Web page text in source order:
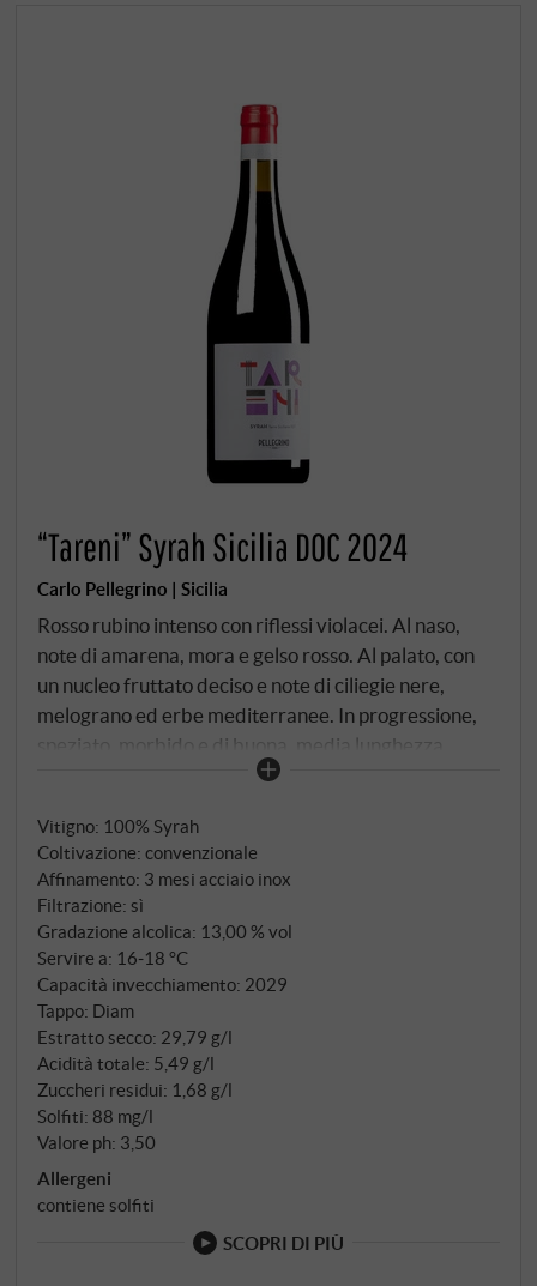
“Tareni” Syrah Sicilia DOC 2024
Carlo Pellegrino | Sicilia
Rosso rubino intenso con riflessi violacei. Al naso,
note di amarena, mora e gelso rosso. Al palato, con
un nucleo fruttato deciso e note di ciliegie nere,
melograno ed erbe mediterranee. In progressione,
speziato, morbido e di buona, media lunghezza.
Vitigno: 100% Syrah
Coltivazione: convenzionale
Affinamento: 3 mesi acciaio inox
Filtrazione: sì
Gradazione alcolica: 13,00 % vol
Servire a: 16‑18 °C
Capacità invecchiamento: 2029
Tappo: Diam
Estratto secco: 29,79 g/l
Acidità totale: 5,49 g/l
Zuccheri residui: 1,68 g/l
Solfiti: 88 mg/l
Valore ph: 3,50
Allergeni
contiene solfiti
SCOPRI DI PIÙ